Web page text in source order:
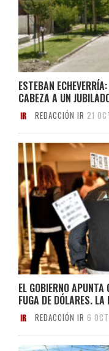
ESTEBAN
CABEZA A UN
REDACCIÓN IR 21
EL GOBIERNO
FUGA DE DÓLARES.
REDACCIÓN IR 6